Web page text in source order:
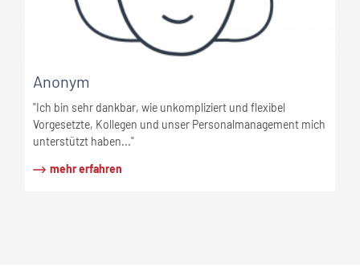
Anonym
"Ich bin sehr dankbar, wie unkompliziert und flexibel
Vorgesetzte, Kollegen und unser Personalmanagement mich
unterstützt haben..."
mehr erfahren